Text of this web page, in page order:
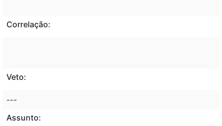
Correlação:
Veto:
---
Assunto: